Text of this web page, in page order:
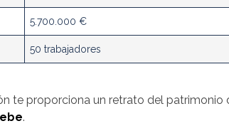
5.700.000 €
50 trabajadores
te proporciona un retrato del patrimonio
.